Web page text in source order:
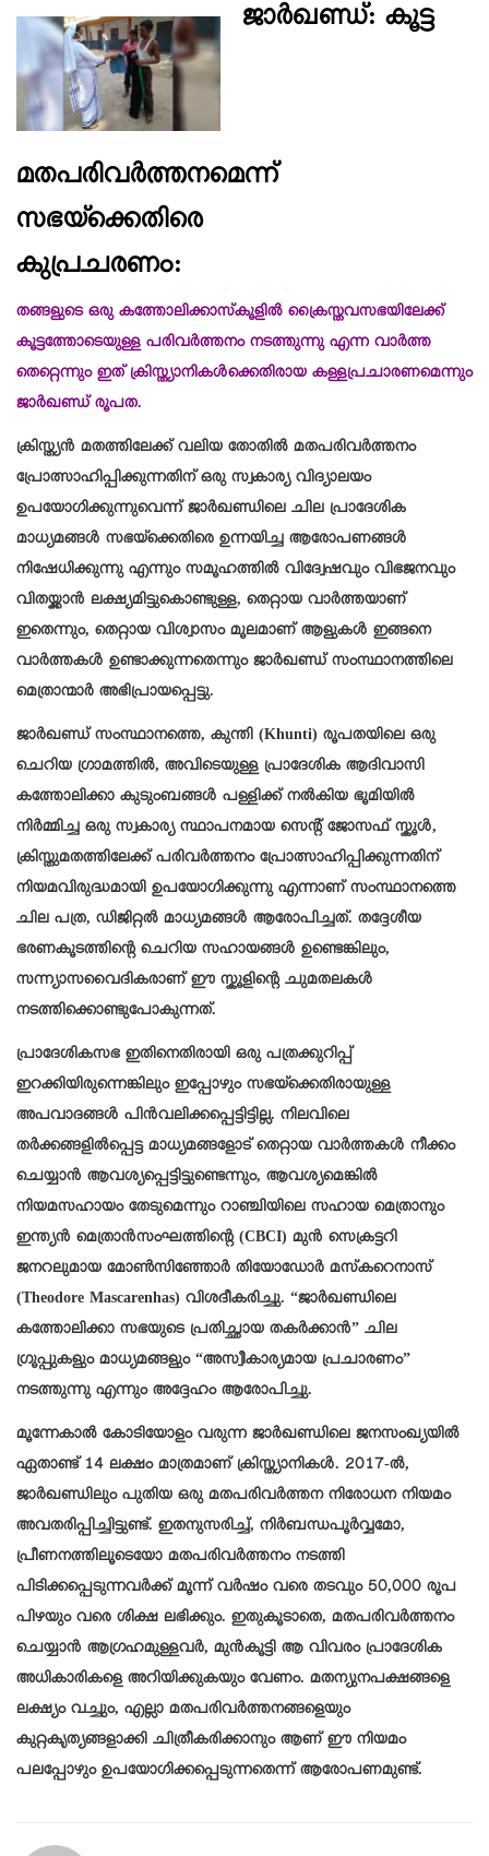
ജാർഖണ്ഡ്: കൂട്ട
മതപരിവർത്തനമെന്ന്
സഭയ്‌ക്കെതിരെ
കുപ്രചരണം:
തങ്ങളുടെ ഒരു കത്തോലിക്കാസ്‌കൂളിൽ ക്രൈസ്തവസഭയിലേക്ക്
കൂട്ടത്തോടെയുള്ള പരിവർത്തനം നടത്തുന്നു എന്ന വാർത്ത
തെറ്റെന്നും ഇത് ക്രിസ്ത്യാനികൾക്കെതിരായ കള്ളപ്രചാരണമെന്നും
ജാർഖണ്ഡ് രൂപത.
ക്രിസ്ത്യൻ മതത്തിലേക്ക് വലിയ തോതിൽ മതപരിവർത്തനം
പ്രോത്സാഹിപ്പിക്കുന്നതിന് ഒരു സ്വകാര്യ വിദ്യാലയം
ഉപയോഗിക്കുന്നുവെന്ന് ജാർഖണ്ഡിലെ ചില പ്രാദേശിക
മാധ്യമങ്ങൾ സഭയ്‌ക്കെതിരെ ഉന്നയിച്ച ആരോപണങ്ങൾ
നിഷേധിക്കുന്നു എന്നും സമൂഹത്തിൽ വിദ്വേഷവും വിഭജനവും
വിതയ്ക്കാൻ ലക്ഷ്യമിട്ടുകൊണ്ടുള്ള, തെറ്റായ വാർത്തയാണ്
ഇതെന്നും, തെറ്റായ വിശ്വാസം മൂലമാണ് ആളുകൾ ഇങ്ങനെ
വാർത്തകൾ ഉണ്ടാക്കുന്നതെന്നും ജാർഖണ്ഡ് സംസ്ഥാനത്തിലെ
മെത്രാന്മാർ അഭിപ്രായപ്പെട്ടു.
ജാർഖണ്ഡ് സംസ്ഥാനത്തെ, കുന്തി (Khunti) രൂപതയിലെ ഒരു
ചെറിയ ഗ്രാമത്തിൽ, അവിടെയുള്ള പ്രാദേശിക ആദിവാസി
കത്തോലിക്കാ കുടുംബങ്ങൾ പള്ളിക്ക് നൽകിയ ഭൂമിയിൽ
നിർമ്മിച്ച ഒരു സ്വകാര്യ സ്ഥാപനമായ സെന്റ് ജോസഫ് സ്കൂൾ,
ക്രിസ്തുമതത്തിലേക്ക് പരിവർത്തനം പ്രോത്സാഹിപ്പിക്കുന്നതിന്
നിയമവിരുദ്ധമായി ഉപയോഗിക്കുന്നു എന്നാണ് സംസ്ഥാനത്തെ
ചില പത്ര, ഡിജിറ്റൽ മാധ്യമങ്ങൾ ആരോപിച്ചത്. തദ്ദേശീയ
ഭരണകൂടത്തിന്റെ ചെറിയ സഹായങ്ങൾ ഉണ്ടെങ്കിലും,
സന്ന്യാസവൈദികരാണ് ഈ സ്കൂളിന്റെ ചുമതലകൾ
നടത്തിക്കൊണ്ടുപോകുന്നത്.
പ്രാദേശികസഭ ഇതിനെതിരായി ഒരു പത്രക്കുറിപ്പ്
ഇറക്കിയിരുന്നെങ്കിലും ഇപ്പോഴും സഭയ്‌ക്കെതിരായുള്ള
അപവാദങ്ങൾ പിൻവലിക്കപ്പെട്ടിട്ടില്ല. നിലവിലെ
തർക്കങ്ങളിൽപ്പെട്ട മാധ്യമങ്ങളോട് തെറ്റായ വാർത്തകൾ നീക്കം
ചെയ്യാൻ ആവശ്യപ്പെട്ടിട്ടുണ്ടെന്നും, ആവശ്യമെങ്കിൽ
നിയമസഹായം തേടുമെന്നും റാഞ്ചിയിലെ സഹായ മെത്രാനും
ഇന്ത്യൻ മെത്രാൻസംഘത്തിന്റെ (CBCI) മുൻ സെക്രട്ടറി
ജനറലുമായ മോൺസിഞ്ഞോർ തിയോഡോർ മസ്‌കറെനാസ്
(Theodore Mascarenhas) വിശദീകരിച്ചു. “ജാർഖണ്ഡിലെ
കത്തോലിക്കാ സഭയുടെ പ്രതിച്ഛായ തകർക്കാൻ” ചില
ഗ്രൂപ്പുകളും മാധ്യമങ്ങളും “അസ്വീകാര്യമായ പ്രചാരണം”
നടത്തുന്നു എന്നും അദ്ദേഹം ആരോപിച്ചു.
മൂന്നേകാൽ കോടിയോളം വരുന്ന ജാർഖണ്ഡിലെ ജനസംഖ്യയിൽ
ഏതാണ്ട് 14 ലക്ഷം മാത്രമാണ് ക്രിസ്ത്യാനികൾ. 2017-ൽ,
ജാർഖണ്ഡിലും പുതിയ ഒരു മതപരിവർത്തന നിരോധന നിയമം
അവതരിപ്പിച്ചിട്ടുണ്ട്. ഇതനുസരിച്ച്, നിർബന്ധപൂർവ്വമോ,
പ്രീണനത്തിലൂടെയോ മതപരിവർത്തനം നടത്തി
പിടിക്കപ്പെടുന്നവർക്ക് മൂന്ന് വർഷം വരെ തടവും 50,000 രൂപ
പിഴയും വരെ ശിക്ഷ ലഭിക്കും. ഇതുകൂടാതെ, മതപരിവർത്തനം
ചെയ്യാൻ ആഗ്രഹമുള്ളവർ, മുൻകൂട്ടി ആ വിവരം പ്രാദേശിക
അധികാരികളെ അറിയിക്കുകയും വേണം. മതന്യുനപക്ഷങ്ങളെ
ലക്ഷ്യം വച്ചും, എല്ലാ മതപരിവർത്തനങ്ങളെയും
കുറ്റകൃത്യങ്ങളാക്കി ചിത്രീകരിക്കാനും ആണ് ഈ നിയമം
പലപ്പോഴും ഉപയോഗിക്കപ്പെടുന്നതെന്ന് ആരോപണമുണ്ട്.